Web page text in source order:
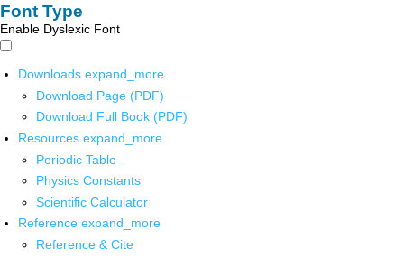
Font Type
Enable Dyslexic Font
Downloads expand_more
Download Page (PDF)
Download Full Book (PDF)
Resources expand_more
Periodic Table
Physics Constants
Scientific Calculator
Reference expand_more
Reference & Cite